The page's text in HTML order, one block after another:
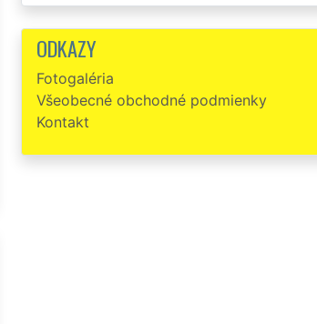
ODKAZY
Fotogaléria
Všeobecné obchodné podmienky
Kontakt